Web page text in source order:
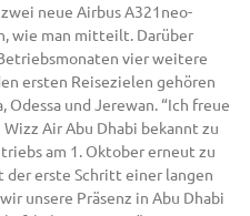
neue Airbus A321neo-
wie man mitteilt. Darüber
vier weitere
ersten Reisezielen gehören
Odessa und Jerewan. “Ich freue
Air Abu Dhabi bekannt zu
am 1. Oktober erneut zu
der erste Schritt einer langen
unsere Präsenz in Abu Dhabi